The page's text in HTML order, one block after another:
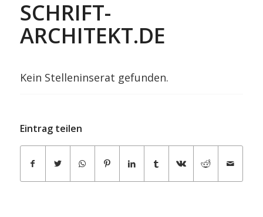
SCHRIFT-
ARCHITEKT.DE
Kein Stelleninserat gefunden.
Eintrag teilen